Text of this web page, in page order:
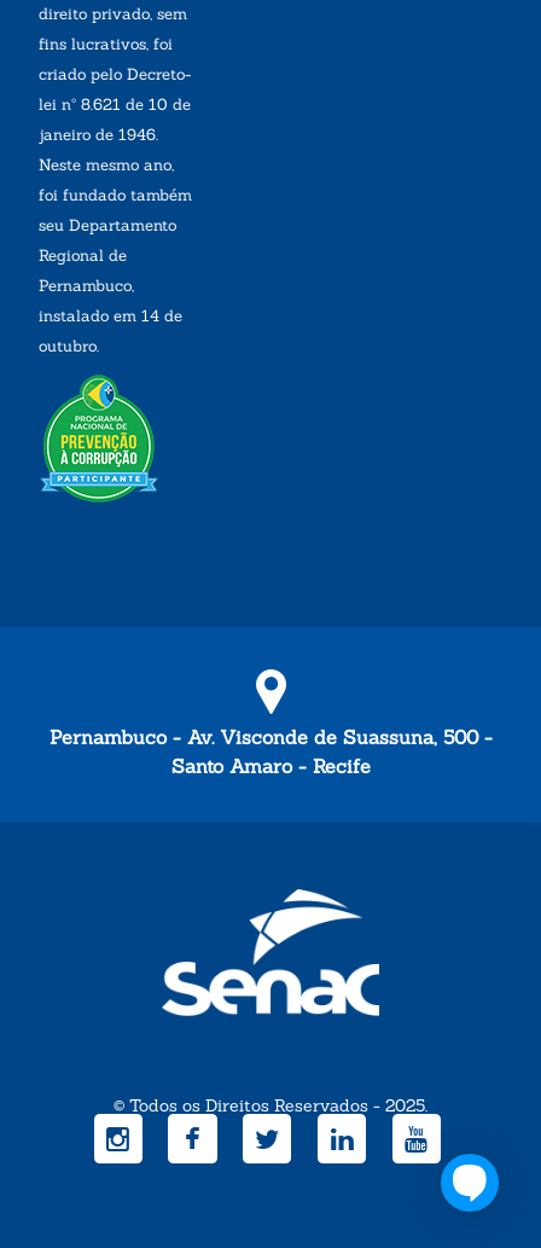
direito privado, sem
fins lucrativos, foi
criado pelo Decreto-
lei nº 8.621 de 10 de
janeiro de 1946.
Neste mesmo ano,
foi fundado também
seu Departamento
Regional de
Pernambuco,
instalado em 14 de
outubro.
Pernambuco - Av. Visconde de Suassuna, 500 -
Santo Amaro - Recife
© Todos os Direitos Reservados - 2025.